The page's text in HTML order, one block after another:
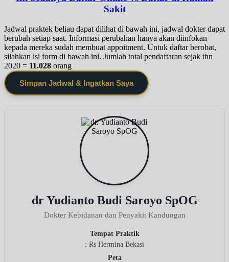
Sakit
Jadwal praktek beliau dapat dilihat di bawah ini, jadwal dokter dapat
berubah setiap saat. Informasi perubahan hanya akan diinfokan
kepada mereka sudah membuat appoitment. Untuk daftar berobat,
silahkan isi form di bawah ini. Jumlah total pendaftaran sejak thn
2020 = 11.028 orang
Simpan Jadwal & Ingatkan Saya
dr Yudianto Budi Saroyo SpOG
Dokter Kebidanan dan Penyakit Kandungan
Tempat Praktik
: Rs Hermina Bekasi
Peta